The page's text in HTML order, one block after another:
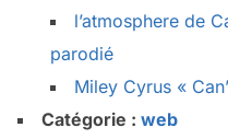
l’atmosphere de
parodié
Miley Cyrus «
Catégorie : web